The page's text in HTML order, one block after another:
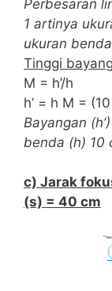
Perbesaran
1 artinya
ukuran
Tinggi
M = h’/h
h’ = h M =
Bayangan
benda (h) 10
c) Jarak
(s) = 40 cm